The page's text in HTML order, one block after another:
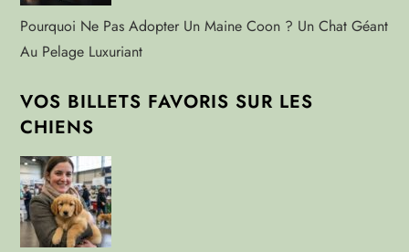
Pourquoi Ne Pas Adopter Un Maine Coon ? Un Chat Géant
Au Pelage Luxuriant
VOS BILLETS FAVORIS SUR LES
CHIENS